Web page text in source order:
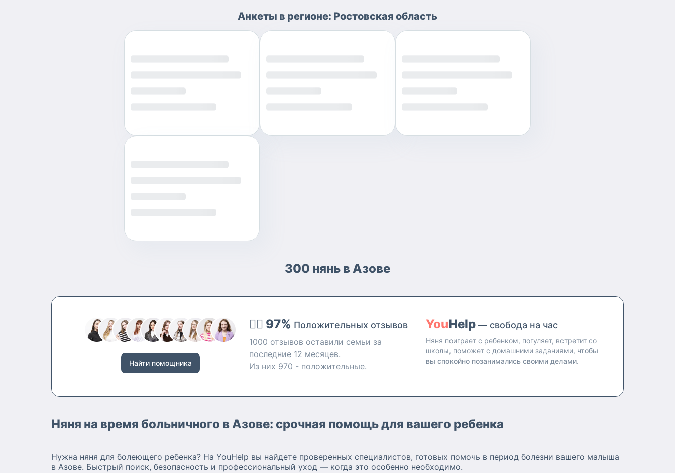
Анкеты в регионе: Ростовская область
300 нянь в Азове
Найти помощника
👍🏻 97% Положительных отзывов
1000 отзывов оставили семьи за
последние 12 месяцев.
Из них 970 - положительные.
YouHelp — свобода на час
Няня поиграет с ребенком, погуляет, встретит со
школы, поможет с домашними заданиями, чтобы
вы спокойно позанимались своими делами.
Няня на время больничного в Азове: срочная помощь для вашего ребенка
Нужна няня для болеющего ребенка? На YouHelp вы найдете проверенных специалистов, готовых помочь в период болезни вашего малыша
в Азове. Быстрый поиск, безопасность и профессиональный уход — когда это особенно необходимо.